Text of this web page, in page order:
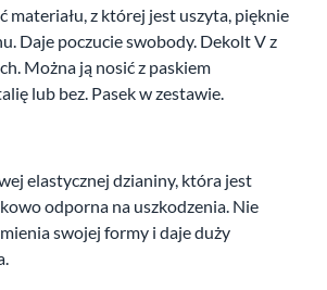
materiału, z której jest uszyta, pięknie
Daje poczucie swobody. Dekolt V z
Można ją nosić z paskiem
lub bez. Pasek w zestawie.
elastycznej dzianiny, która jest
odporna na uszkodzenia. Nie
swojej formy i daje duży